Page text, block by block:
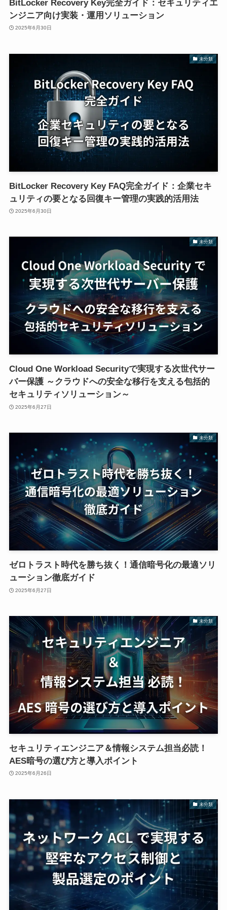
BitLocker Recovery Key完全ガイド：セキュリティエ
ンジニア向け実装・運用ソリューション
2025年6月30日
未分類
BitLocker Recovery Key FAQ完全ガイド：企業セキ
ュリティの要となる回復キー管理の実践的活用法
2025年6月30日
未分類
Cloud One Workload Securityで実現する次世代サー
バー保護 ～クラウドへの安全な移行を支える包括的
セキュリティソリューション～
2025年6月27日
未分類
ゼロトラスト時代を勝ち抜く！通信暗号化の最適ソリ
ューション徹底ガイド
2025年6月27日
未分類
セキュリティエンジニア＆情報システム担当必読！
AES暗号の選び方と導入ポイント
2025年6月26日
未分類